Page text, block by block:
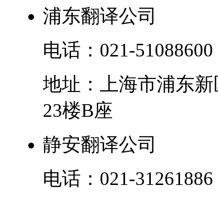
浦东翻译公司
电话： 021-51088600
地址：
上海市浦东新
23楼B座
静安翻译公司
电话： 021-31261886